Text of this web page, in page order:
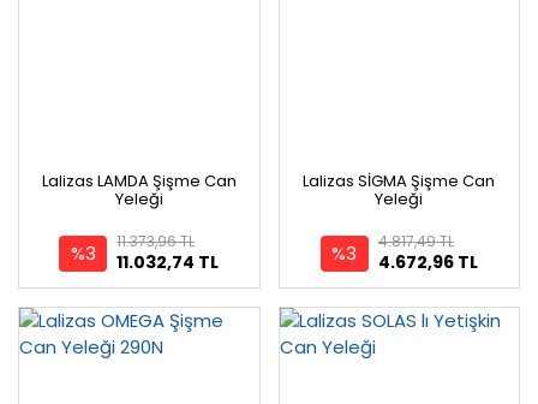
Lalizas LAMDA Şişme Can
Yeleği
%3 11.032,74 TL
11.373,96 TL
Lalizas SİGMA Şişme Can
Yeleği
%3 4.672,96 TL
4.817,49 TL